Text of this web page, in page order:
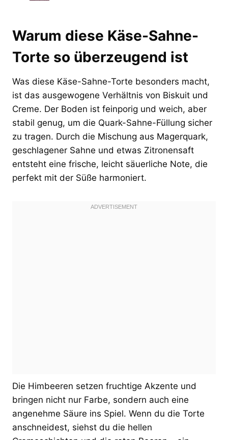
Warum diese Käse-Sahne-
Torte so überzeugend ist
Was diese Käse-Sahne-Torte besonders macht,
ist das ausgewogene Verhältnis von Biskuit und
Creme. Der Boden ist feinporig und weich, aber
stabil genug, um die Quark-Sahne-Füllung sicher
zu tragen. Durch die Mischung aus Magerquark,
geschlagener Sahne und etwas Zitronensaft
entsteht eine frische, leicht säuerliche Note, die
perfekt mit der Süße harmoniert.
Die Himbeeren setzen fruchtige Akzente und
bringen nicht nur Farbe, sondern auch eine
angenehme Säure ins Spiel. Wenn du die Torte
anschneidest, siehst du die hellen